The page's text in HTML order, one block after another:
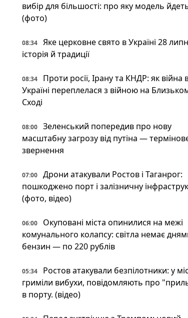
вибір для більшості: про яку модель
(фото)
08:34
Яке церковне свято в Україні 28
історія й традиції
08:34
Проти росії, Ірану та КНДР: як війна
Україні переплелася з війною на
Сході
08:00
Зеленський попередив про нову
масштабну загрозу від путіна —
звернення
07:00
Дрони атакували Ростов і Таганрог:
пошкоджено порт і залізничну
(фото, відео)
06:00
Окуповані міста опинилися на межі
комунального колапсу: світла немає
бензин — по 220 рублів
05:34
Ростов атакували безпілотники: у
гриміли вибухи, повідомляють про
в порту. (відео)